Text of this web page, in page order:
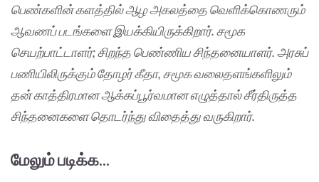
பெண்களின் களத்தில் ஆழ அகலத்தை வெளிக்கொணரும்
ஆவணப் படங்களை இயக்கியிருக்கிறார். சமூக
செயற்பாட்டாளர்; சிறந்த பெண்ணிய சிந்தனையாளர். அரசுப்
பணியிலிருக்கும் தோழர் கீதா, சமூக வலைதளங்களிலும்
தன் காத்திரமான ஆக்கப்பூர்வமான எழுத்தால் சீர்திருத்த
சிந்தனைகளை தொடர்ந்து விதைத்து வருகிறார்.
மேலும் படிக்க...